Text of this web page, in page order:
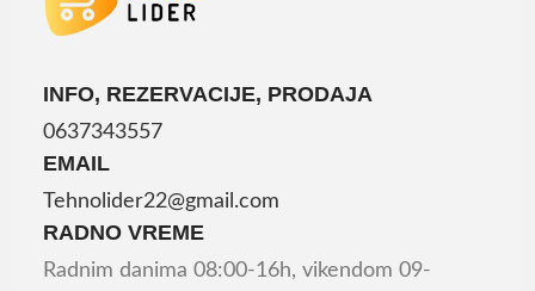
INFO, REZERVACIJE, PRODAJA
0637343557
EMAIL
Tehnolider22@gmail.com
RADNO VREME
Radnim danima 08:00-16h, vikendom 09-